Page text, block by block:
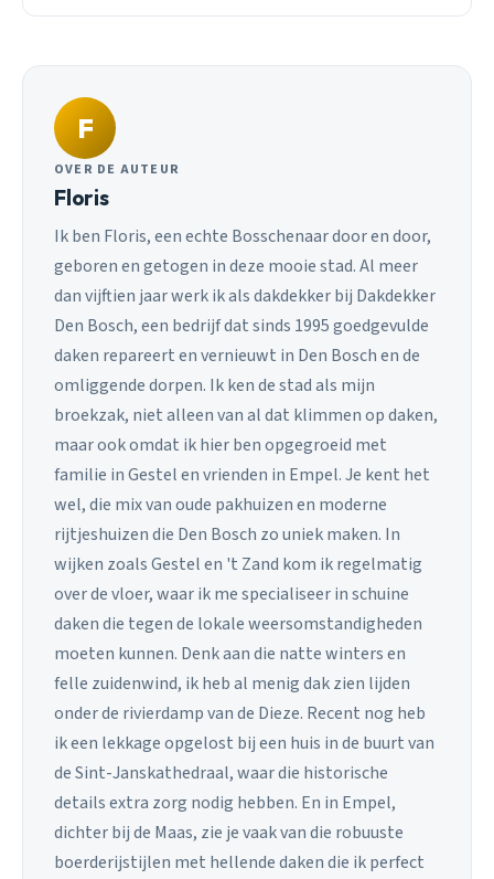
F
OVER DE AUTEUR
Floris
Ik ben Floris, een echte Bosschenaar door en door,
geboren en getogen in deze mooie stad. Al meer
dan vijftien jaar werk ik als dakdekker bij Dakdekker
Den Bosch, een bedrijf dat sinds 1995 goedgevulde
daken repareert en vernieuwt in Den Bosch en de
omliggende dorpen. Ik ken de stad als mijn
broekzak, niet alleen van al dat klimmen op daken,
maar ook omdat ik hier ben opgegroeid met
familie in Gestel en vrienden in Empel. Je kent het
wel, die mix van oude pakhuizen en moderne
rijtjeshuizen die Den Bosch zo uniek maken. In
wijken zoals Gestel en 't Zand kom ik regelmatig
over de vloer, waar ik me specialiseer in schuine
daken die tegen de lokale weersomstandigheden
moeten kunnen. Denk aan die natte winters en
felle zuidenwind, ik heb al menig dak zien lijden
onder de rivierdamp van de Dieze. Recent nog heb
ik een lekkage opgelost bij een huis in de buurt van
de Sint-Janskathedraal, waar die historische
details extra zorg nodig hebben. En in Empel,
dichter bij de Maas, zie je vaak van die robuuste
boerderijstijlen met hellende daken die ik perfect